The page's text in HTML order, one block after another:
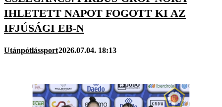
IHLETETT NAPOT FOGOTT KI AZ
IFJÚSÁGI EB-N
Utánpótlássport2026.07.04. 18:13